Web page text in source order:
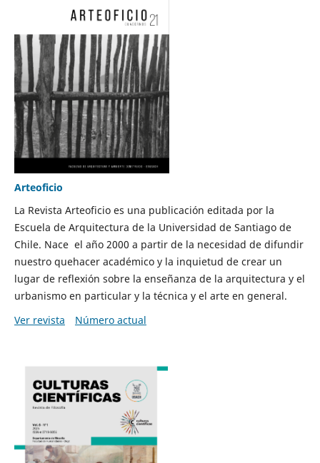
Arteoficio
La Revista Arteoficio es una publicación editada por la
Escuela de Arquitectura de la Universidad de Santiago de
Chile. Nace el año 2000 a partir de la necesidad de difundir
nuestro quehacer académico y la inquietud de crear un
lugar de reflexión sobre la enseñanza de la arquitectura y el
urbanismo en particular y la técnica y el arte en general.
Ver revista
Número actual